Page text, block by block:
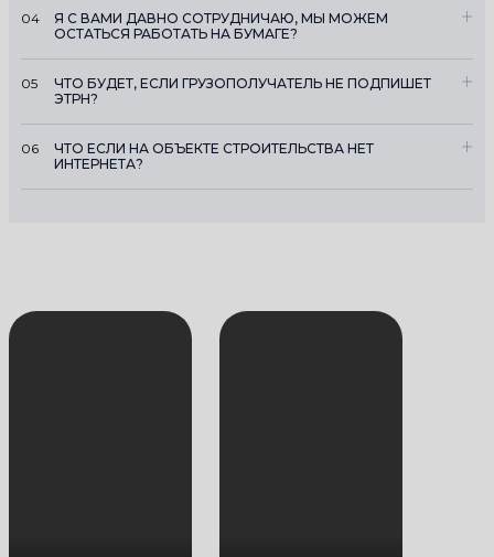
04
Я С ВАМИ ДАВНО СОТРУДНИЧАЮ, МЫ МОЖЕМ
ОСТАТЬСЯ РАБОТАТЬ НА БУМАГЕ?
05
ЧТО БУДЕТ, ЕСЛИ ГРУЗОПОЛУЧАТЕЛЬ НЕ ПОДПИШЕТ
ЭТРН?
06
ЧТО ЕСЛИ НА ОБЪЕКТЕ СТРОИТЕЛЬСТВА НЕТ
ИНТЕРНЕТА?